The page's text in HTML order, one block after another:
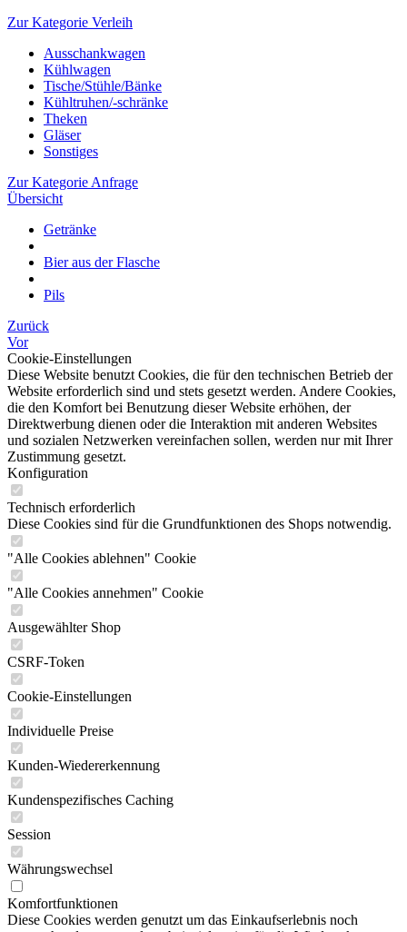
Zur Kategorie Verleih
Ausschankwagen
Kühlwagen
Tische/Stühle/Bänke
Kühltruhen/-schränke
Theken
Gläser
Sonstiges
Zur Kategorie Anfrage
Übersicht
Getränke
Bier aus der Flasche
Pils
Zurück
Vor
Cookie-Einstellungen
Diese Website benutzt Cookies, die für den technischen Betrieb der
Website erforderlich sind und stets gesetzt werden. Andere Cookies,
die den Komfort bei Benutzung dieser Website erhöhen, der
Direktwerbung dienen oder die Interaktion mit anderen Websites
und sozialen Netzwerken vereinfachen sollen, werden nur mit Ihrer
Zustimmung gesetzt.
Konfiguration
Technisch erforderlich
Diese Cookies sind für die Grundfunktionen des Shops notwendig.
"Alle Cookies ablehnen" Cookie
"Alle Cookies annehmen" Cookie
Ausgewählter Shop
CSRF-Token
Cookie-Einstellungen
Individuelle Preise
Kunden-Wiedererkennung
Kundenspezifisches Caching
Session
Währungswechsel
Komfortfunktionen
Diese Cookies werden genutzt um das Einkaufserlebnis noch